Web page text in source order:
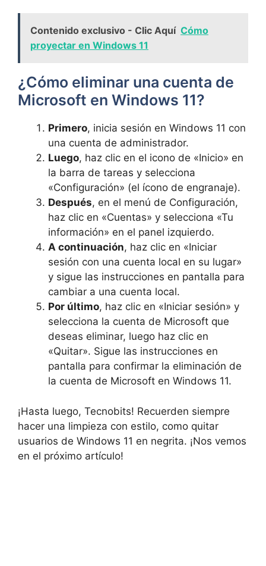
Contenido exclusivo - Clic Aquí Cómo
proyectar en Windows 11
¿Cómo eliminar una cuenta de
Microsoft en Windows 11?
Primero, inicia sesión en Windows 11 con
una cuenta de administrador.
Luego, haz clic en el icono de «Inicio» en
la barra de tareas y selecciona
«Configuración» (el ícono de engranaje).
Después, en el menú de Configuración,
haz clic en «Cuentas» y selecciona «Tu
información» en el panel izquierdo.
A continuación, haz clic en «Iniciar
sesión con una cuenta local en su lugar»
y sigue las instrucciones en pantalla para
cambiar a una cuenta local.
Por último, haz clic en «Iniciar sesión» y
selecciona la cuenta de Microsoft que
deseas eliminar, luego haz clic en
«Quitar». Sigue las instrucciones en
pantalla para confirmar la eliminación de
la cuenta de Microsoft en Windows 11.
¡Hasta luego, Tecnobits! Recuerden siempre
hacer una limpieza con estilo, como quitar
usuarios de Windows 11 en negrita. ¡Nos vemos
en el próximo artículo!